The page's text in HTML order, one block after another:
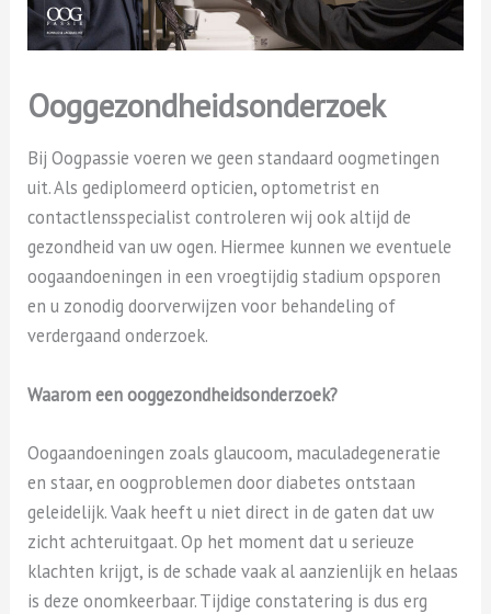
Ooggezondheidsonderzoek
Bij Oogpassie voeren we geen standaard oogmetingen
uit. Als gediplomeerd opticien, optometrist en
contactlensspecialist controleren wij ook altijd de
gezondheid van uw ogen. Hiermee kunnen we eventuele
oogaandoeningen in een vroegtijdig stadium opsporen
en u zonodig doorverwijzen voor behandeling of
verdergaand onderzoek.
Waarom een ooggezondheidsonderzoek?
Oogaandoeningen zoals glaucoom, maculadegeneratie
en staar, en oogproblemen door diabetes ontstaan
geleidelijk. Vaak heeft u niet direct in de gaten dat uw
zicht achteruitgaat. Op het moment dat u serieuze
klachten krijgt, is de schade vaak al aanzienlijk en helaas
is deze onomkeerbaar. Tijdige constatering is dus erg